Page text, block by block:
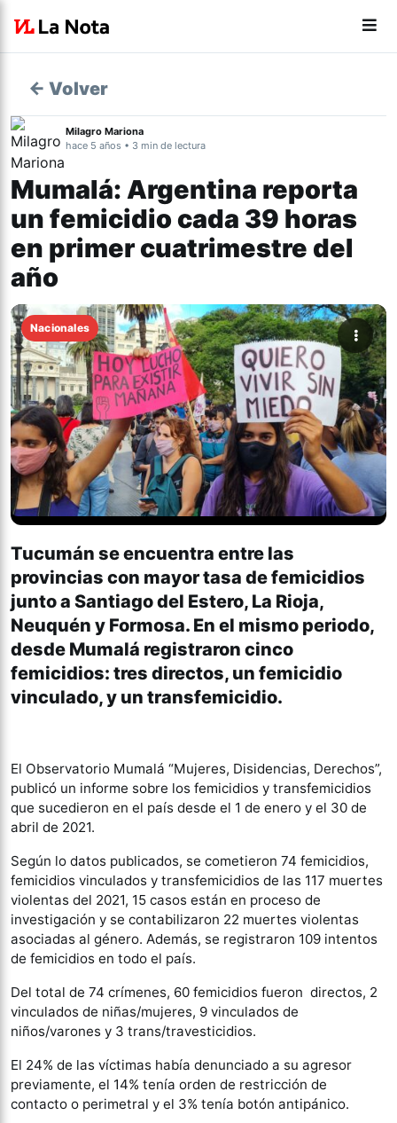
← Volver
Milagro Mariona
hace 5 años • 3 min de lectura
Mumalá: Argentina reporta
un femicidio cada 39 horas
en primer cuatrimestre del
año
Nacionales
Tucumán se encuentra entre las
provincias con mayor tasa de femicidios
junto a Santiago del Estero, La Rioja,
Neuquén y Formosa. En el mismo periodo,
desde Mumalá registraron cinco
femicidios: tres directos, un femicidio
vinculado, y un transfemicidio.
El Observatorio Mumalá “Mujeres, Disidencias, Derechos”,
publicó un informe sobre los femicidios y transfemicidios
que sucedieron en el país desde el 1 de enero y el 30 de
abril de 2021.
Según lo datos publicados, se cometieron 74 femicidios,
femicidios vinculados y transfemicidios de las 117 muertes
violentas del 2021, 15 casos están en proceso de
investigación y se contabilizaron 22 muertes violentas
asociadas al género. Además, se registraron 109 intentos
de femicidios en todo el país.
Del total de 74 crímenes, 60 femicidios fueron directos, 2
vinculados de niñas/mujeres, 9 vinculados de
niños/varones y 3 trans/travesticidios.
El 24% de las víctimas había denunciado a su agresor
previamente, el 14% tenía orden de restricción de
contacto o perimetral y el 3% tenía botón antipánico.